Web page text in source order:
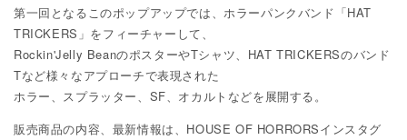
第一回となるこのポップアップでは、ホラーパンクバンド「HAT
TRICKERS」をフィーチャーして、
Rockin'Jelly BeanのポスターやTシャツ、HAT TRICKERSのバンド
Tなど様々なアプローチで表現された
ホラー、スプラッター、SF、オカルトなどを展開する。
販売商品の内容、最新情報は、HOUSE OF HORRORSインスタグ